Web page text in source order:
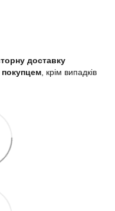
доставку
покупцем, крім випадків